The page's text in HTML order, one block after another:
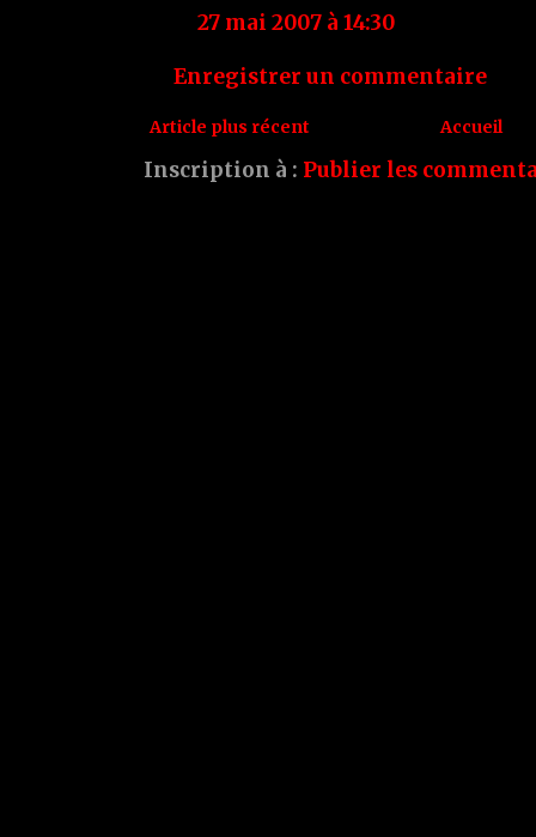
27 mai 2007 à 14:30
Enregistrer un commentaire
Article plus récent Accueil
Inscription à : Publier les